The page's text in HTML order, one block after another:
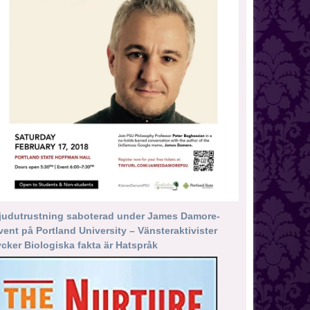
saboterad under James Damore-
på Portland University – Vänsteraktivister
Biologiska fakta är Hatspråk